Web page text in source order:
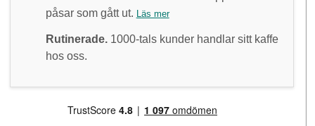
påsar som gått ut.
Läs mer
Rutinerade.1000-tals kunder handlar sitt kaffe
hos oss.